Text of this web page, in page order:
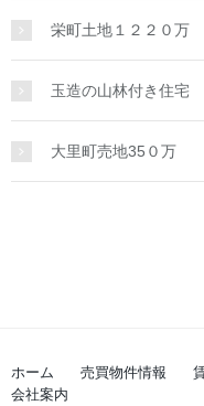
栄町土地１２２０万
玉造の山林付き住宅
大里町売地35０万
ホーム 売買物件情報
会社案内